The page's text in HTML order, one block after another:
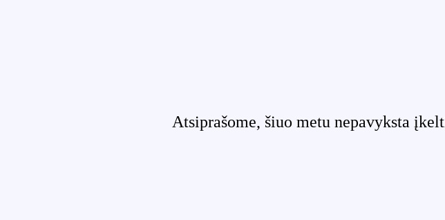
Atsiprašome, šiuo metu nepavyksta